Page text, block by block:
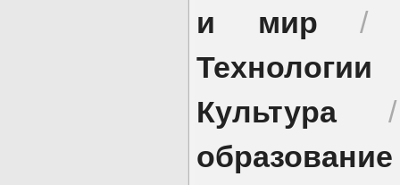
и мир
Технологии
Культура
образование